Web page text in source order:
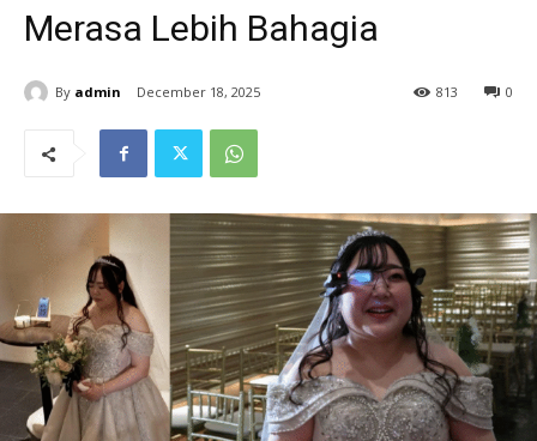
Merasa Lebih Bahagia
By admin December 18, 2025 0
813